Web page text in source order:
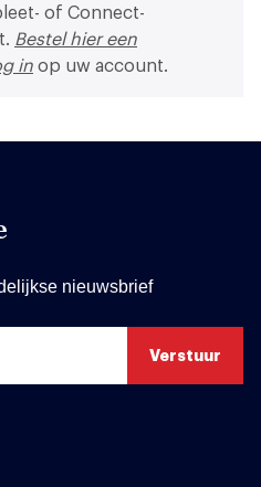
of Connect-
Bestel hier een
in op uw account.
nieuwsbrief